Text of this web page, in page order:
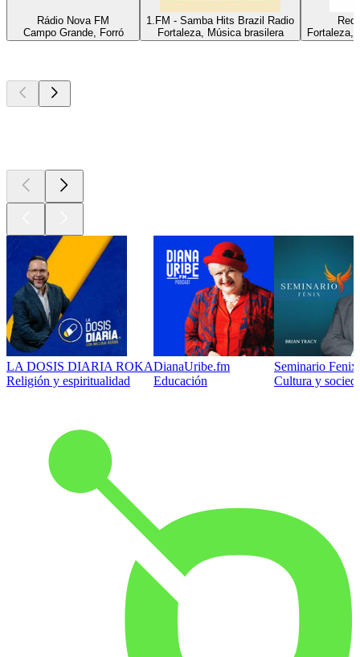
Rádio Nova FM
Campo Grande, Forró
1.FM - Samba Hits Brazil Radio
Fortaleza, Música brasilera
Fortaleza,
LA DOSIS DIARIA ROKA
Religión y espiritualidad
DianaUribe.fm
Educación
Seminario
Cultura y